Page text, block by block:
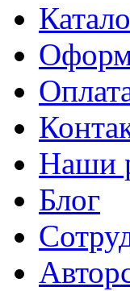
Наши
Блог